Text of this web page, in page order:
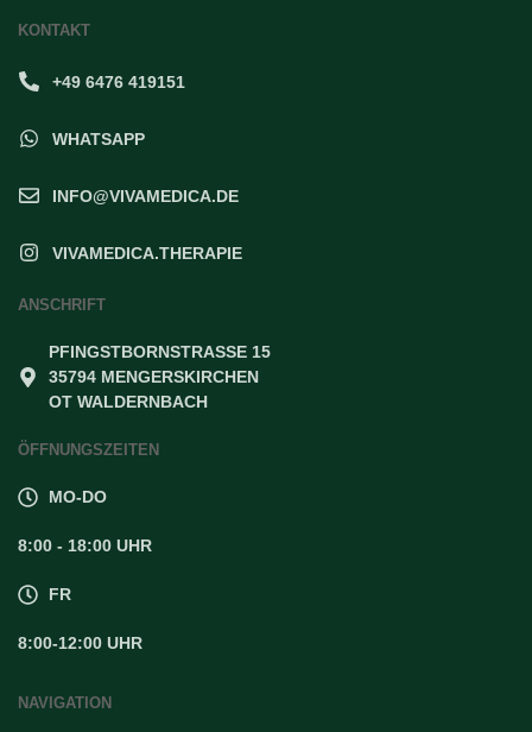
KONTAKT
+49 6476 419151
WHATSAPP
INFO@VIVAMEDICA.DE
VIVAMEDICA.THERAPIE
ANSCHRIFT
PFINGSTBORNSTRASSE 15
35794 MENGERSKIRCHEN
OT WALDERNBACH
ÖFFNUNGSZEITEN
MO-DO
8:00 - 18:00 UHR
FR
8:00-12:00 UHR
NAVIGATION